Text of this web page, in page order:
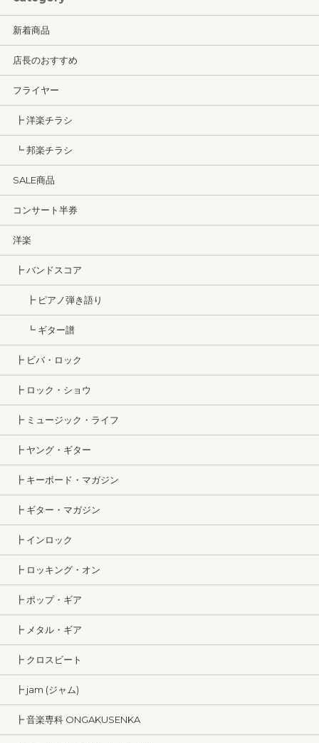
新着商品
店長のおすすめ
フライヤー
┣ 洋楽チラシ
┗ 邦楽チラシ
SALE商品
コンサート半券
洋楽
┣ バンドスコア
┣ ピアノ弾き語り
┗ ギター譜
┣ ビバ・ロック
┣ ロック・ショウ
┣ ミュージック・ライフ
┣ ヤング・ギター
┣ キーボード・マガジン
┣ ギター・マガジン
┣ インロック
┣ ロッキング・オン
┣ ポップ・ギア
┣ メタル・ギア
┣ クロスビート
┣ jam (ジャム)
┣ 音楽専科 ONGAKUSENKA